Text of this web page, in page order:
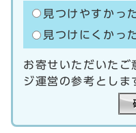
見つけやすかっ
見つけにくかっ
お寄せいただいたご
ジ運営の参考としま